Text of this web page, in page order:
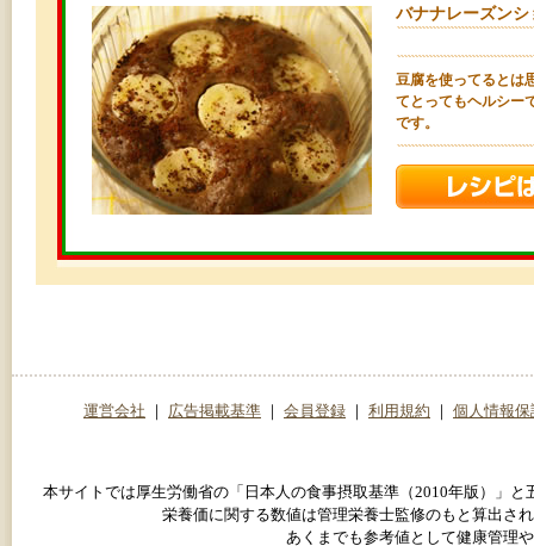
バナナレーズンシ
豆腐を使ってるとは
てとってもヘルシー
です。
運営会社 広告掲載基準 会員登録 利用規約 個人情報保
本サイトでは厚生労働省の「日本人の食事摂取基準（2010年版）」
栄養価に関する数値は管理栄養士監修のもと算出さ
あくまでも参考値として健康管理